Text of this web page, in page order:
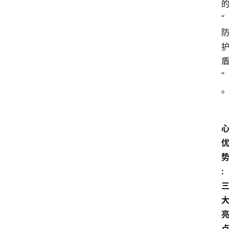
的
“
防
护
盾
”
。
心
优
势
:
三
大
亮